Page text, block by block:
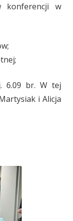
konferencji w
6.09 br. W tej
i Alicja